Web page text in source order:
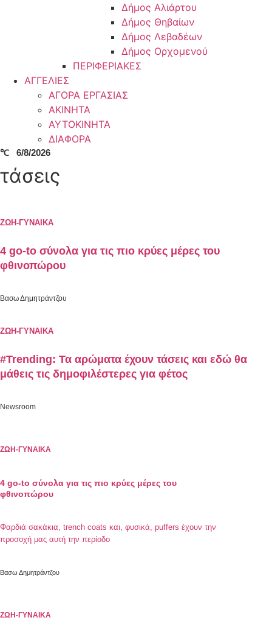
Δήμος Αλιάρτου
Δήμος Θηβαίων
Δήμος Λεβαδέων
Δήμος Ορχομενού
ΠΕΡΙΦΕΡΙΑΚΕΣ
ΑΓΓΕΛΙΕΣ
ΑΓΟΡΑ ΕΡΓΑΣΙΑΣ
ΑΚΙΝΗΤΑ
ΑΥΤΟΚΙΝΗΤΑ
ΔΙΑΦΟΡΑ
℃ 6/8/2026
τάσεις
ΖΩΗ-ΓΥΝΑΙΚΑ
4 go-to σύνολα για τις πιο κρύες μέρες του
φθινοπώρου
Βασω Δημητράντζου
ΖΩΗ-ΓΥΝΑΙΚΑ
#Trending: Τα αρώματα έχουν τάσεις και εδώ θα
μάθεις τις δημοφιλέστερες για φέτος
Newsroom
ΖΩΗ-ΓΥΝΑΙΚΑ
4 go-to σύνολα για τις πιο κρύες μέρες του
φθινοπώρου
Φαρδιά σακάκια, trench coats και, φυσικά, puffers έχουν την
προσοχή μας αυτή την περίοδο
Βασω Δημητράντζου
ΖΩΗ-ΓΥΝΑΙΚΑ